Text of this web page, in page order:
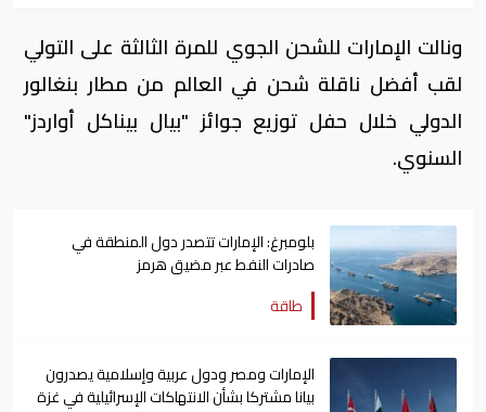
ونالت الإمارات للشحن الجوي للمرة الثالثة على التولي
لقب أفضل ناقلة شحن في العالم من مطار بنغالور
الدولي خلال حفل توزيع جوائز "بيال بيناكل أواردز"
السنوي.
بلومبرغ: الإمارات تتصدر دول المنطقة في
صادرات النفط عبر مضيق هرمز
طاقة
الإمارات ومصر ودول عربية وإسلامية يصدرون
بيانا مشتركا بشأن الانتهاكات الإسرائيلية في غزة